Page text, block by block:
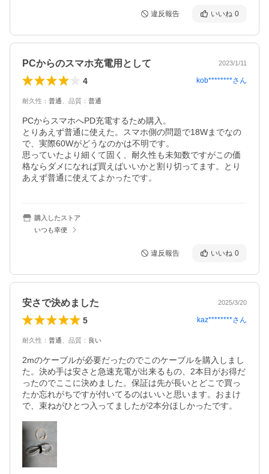
違反報告 いいね 0
PCからのスマホ充電用として 2023/1/11
4 kob********さん
耐久性 ： 普通 品質 ： 普通
PCからスマホへPD充電するため購入。
とりあえず普通に使えた。スマホ側の問題で18Wまでなの
で、実際60Wがどうなのかは不明です。
思っていたより細くて固く、耐久性も未知数ですがこの価
格ならダメになれば買えばいいかと割り切ってます。とり
あえず普通に使えてよかったです。
購入したストア
いつも幸便
違反報告 いいね 0
安さで決めました 2025/3/20
5 kaz********さん
耐久性 ： 普通 品質 ： 良い
2mのケーブルが必要だったのでこのケーブルを購入しまし
た。決め手は安さと急速充電が出来るもの、2本目がお得だ
ったのでここに決めました。保証は先が長いとどこで買っ
たか忘れがちですが付いてるのはいいと思います。おまけ
で、束ねがひとつ入ってましたが2本分ほしかったです。